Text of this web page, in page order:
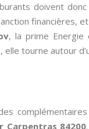
doivent
financières,
, la prime
tourne autour
Carpentras 84200